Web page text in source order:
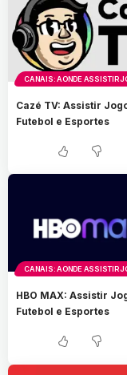
CANAIS: AONDE ASSISTIR
Cazé TV: Assistir
Futebol e Esportes
CANAIS: AONDE ASSISTIR
HBO MAX: Assistir
Futebol e Esportes